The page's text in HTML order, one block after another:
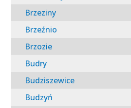
Brzeziny
Brzeźnio
Brzozie
Budry
Budziszewice
Budzyń